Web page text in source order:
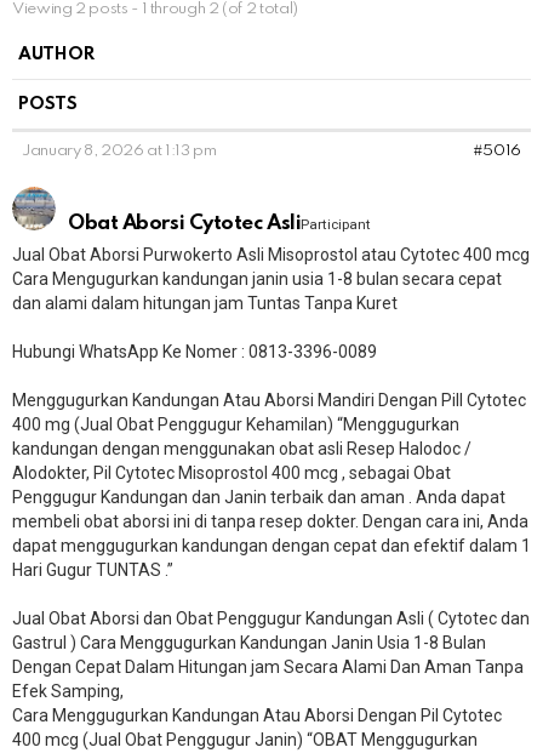
Viewing 2 posts - 1 through 2 (of 2 total)
AUTHOR
POSTS
January 8, 2026 at 1:13 pm #5016
Obat Aborsi Cytotec AsliParticipant
Jual Obat Aborsi Purwokerto Asli Misoprostol atau Cytotec 400 mcg
Cara Mengugurkan kandungan janin usia 1-8 bulan secara cepat
dan alami dalam hitungan jam Tuntas Tanpa Kuret
Hubungi WhatsApp Ke Nomer : 0813-3396-0089​
Menggugurkan Kandungan Atau Aborsi Mandiri Dengan Pill Cytotec
400 mg (Jual Obat Penggugur Kehamilan) “Menggugurkan
kandungan dengan menggunakan obat asli Resep Halodoc /
Alodokter, Pil Cytotec Misoprostol 400 mcg , sebagai Obat
Penggugur Kandungan dan Janin terbaik dan aman . Anda dapat
membeli obat aborsi ini di tanpa resep dokter. Dengan cara ini, Anda
dapat menggugurkan kandungan dengan cepat dan efektif dalam 1
Hari Gugur TUNTAS .”
Jual Obat Aborsi dan Obat Penggugur Kandungan Asli ( Cytotec dan
Gastrul ) Cara Menggugurkan Kandungan Janin Usia 1-8 Bulan
Dengan Cepat Dalam Hitungan jam Secara Alami Dan Aman Tanpa
Efek Samping,
Cara Menggugurkan Kandungan Atau Aborsi Dengan Pil Cytotec
400 mcg (Jual Obat Penggugur Janin) “OBAT Menggugurkan